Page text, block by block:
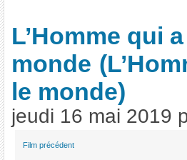
L’Homme qui
monde
le monde)
jeudi 16 mai 2019
Film précédent